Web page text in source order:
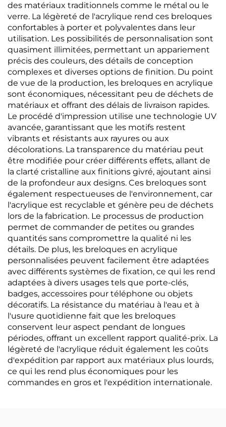
des matériaux traditionnels comme le métal ou le
verre. La légèreté de l'acrylique rend ces breloques
confortables à porter et polyvalentes dans leur
utilisation. Les possibilités de personnalisation sont
quasiment illimitées, permettant un appariement
précis des couleurs, des détails de conception
complexes et diverses options de finition. Du point
de vue de la production, les breloques en acrylique
sont économiques, nécessitant peu de déchets de
matériaux et offrant des délais de livraison rapides.
Le procédé d'impression utilise une technologie UV
avancée, garantissant que les motifs restent
vibrants et résistants aux rayures ou aux
décolorations. La transparence du matériau peut
être modifiée pour créer différents effets, allant de
la clarté cristalline aux finitions givré, ajoutant ainsi
de la profondeur aux designs. Ces breloques sont
également respectueuses de l'environnement, car
l'acrylique est recyclable et génère peu de déchets
lors de la fabrication. Le processus de production
permet de commander de petites ou grandes
quantités sans compromettre la qualité ni les
détails. De plus, les breloques en acrylique
personnalisées peuvent facilement être adaptées
avec différents systèmes de fixation, ce qui les rend
adaptées à divers usages tels que porte-clés,
badges, accessoires pour téléphone ou objets
décoratifs. La résistance du matériau à l'eau et à
l'usure quotidienne fait que les breloques
conservent leur aspect pendant de longues
périodes, offrant un excellent rapport qualité-prix. La
légèreté de l'acrylique réduit également les coûts
d'expédition par rapport aux matériaux plus lourds,
ce qui les rend plus économiques pour les
commandes en gros et l'expédition internationale.